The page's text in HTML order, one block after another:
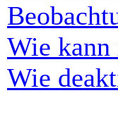
Wie kann
Wie